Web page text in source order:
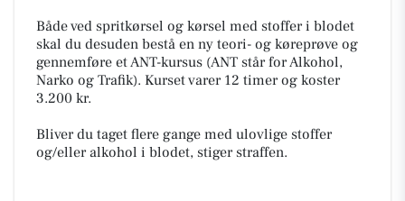
Både ved spritkørsel og kørsel med stoffer i blodet
skal du desuden bestå en ny teori- og køreprøve og
gennemføre et ANT-kursus (ANT står for Alkohol,
Narko og Trafik). Kurset varer 12 timer og koster
3.200 kr.
Bliver du taget flere gange med ulovlige stoffer
og/eller alkohol i blodet, stiger straffen.